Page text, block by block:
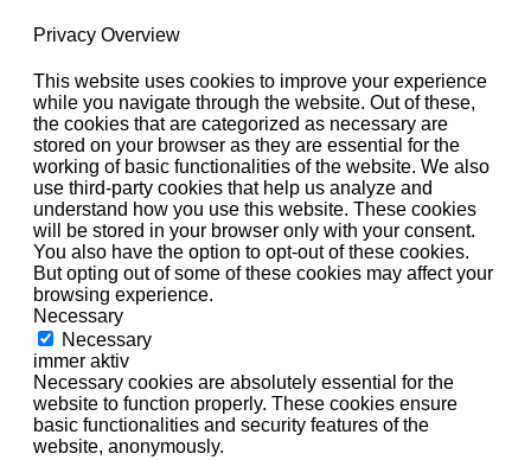
Privacy Overview
This website uses cookies to improve your experience
while you navigate through the website. Out of these,
the cookies that are categorized as necessary are
stored on your browser as they are essential for the
working of basic functionalities of the website. We also
use third-party cookies that help us analyze and
understand how you use this website. These cookies
will be stored in your browser only with your consent.
You also have the option to opt-out of these cookies.
But opting out of some of these cookies may affect your
browsing experience.
Necessary
Necessary
immer aktiv
Necessary cookies are absolutely essential for the
website to function properly. These cookies ensure
basic functionalities and security features of the
website, anonymously.